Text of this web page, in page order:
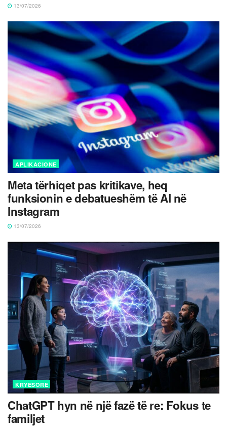
13/07/2026
APLIKACIONE
Meta tërhiqet pas kritikave, heq
funksionin e debatueshëm të AI në
Instagram
13/07/2026
KRYESORE
ChatGPT hyn në një fazë të re: Fokus te
familjet